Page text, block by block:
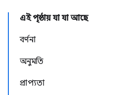
এই পৃষ্ঠায় যা যা আছে
বর্ণনা
অনুমতি
প্রাপ্যতা